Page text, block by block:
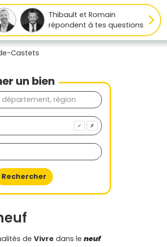
Thibault et Romain
répondent à tes questions
Castets
un bien
✓ ✗
Rechercher
de Vivre dans le neuf